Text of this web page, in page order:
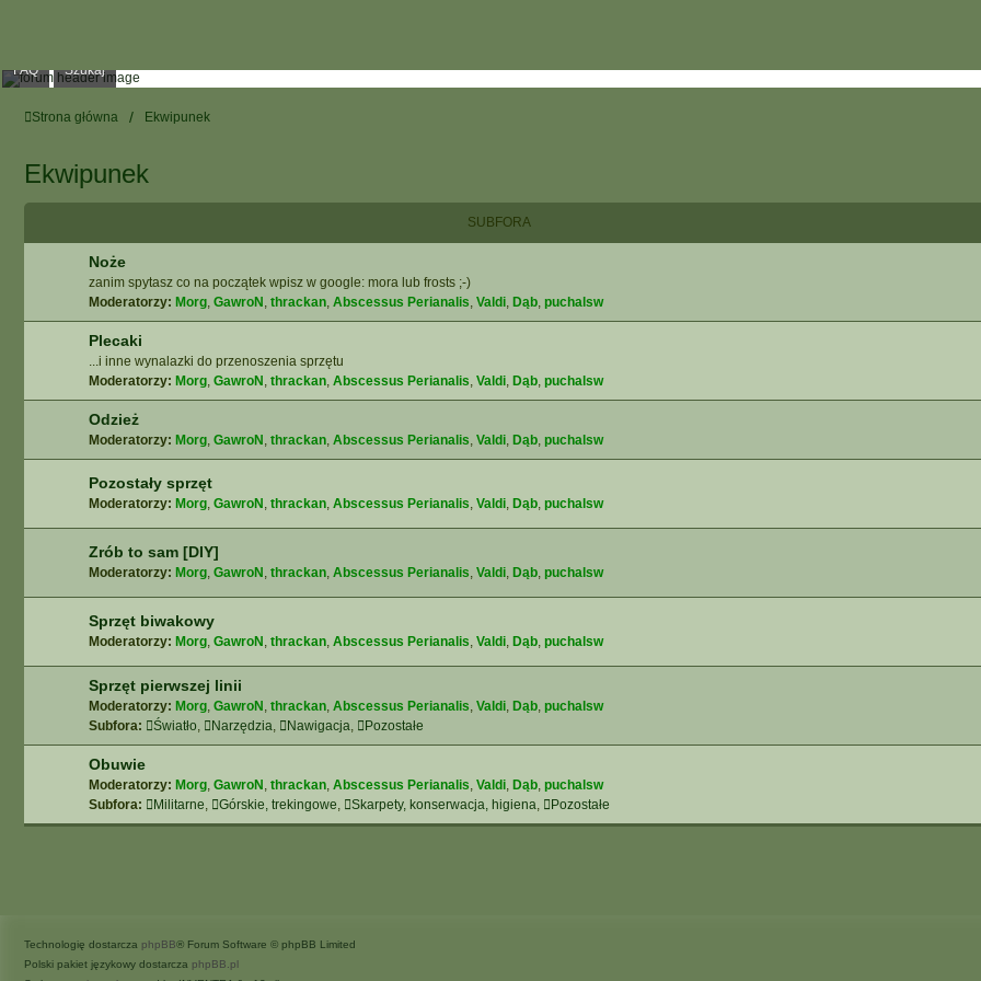
FAQ Szukaj
Strona główna Ekwipunek
Ekwipunek
SUBFORA
Noże
zanim spytasz co na początek wpisz w google: mora lub frosts ;-)
Moderatorzy: Morg, GawroN , thrackan, Abscessus Perianalis, Valdi, Dąb, puchalsw
Plecaki
...i inne wynalazki do przenoszenia sprzętu
Moderatorzy: Morg, GawroN , thrackan, Abscessus Perianalis, Valdi, Dąb, puchalsw
Odzież
Moderatorzy: Morg, GawroN , thrackan, Abscessus Perianalis, Valdi, Dąb, puchalsw
Pozostały sprzęt
Moderatorzy: Morg, GawroN , thrackan, Abscessus Perianalis, Valdi, Dąb, puchalsw
Zrób to sam [DIY]
Moderatorzy: Morg, GawroN , thrackan, Abscessus Perianalis, Valdi, Dąb, puchalsw
Sprzęt biwakowy
Moderatorzy: Morg, GawroN , thrackan, Abscessus Perianalis, Valdi, Dąb, puchalsw
Sprzęt pierwszej linii
Moderatorzy: Morg, GawroN , thrackan, Abscessus Perianalis, Valdi, Dąb, puchalsw
Subfora:
Światło, Narzędzia, Nawigacja, Pozostałe
Obuwie
Moderatorzy: Morg, GawroN , thrackan, Abscessus Perianalis, Valdi, Dąb, puchalsw
Subfora:
Militarne, Górskie, trekingowe, Skarpety, konserwacja, higiena, Pozostałe
Technologię dostarcza phpBB® Forum Software © phpBB Limited
Polski pakiet językowy dostarcza phpBB.pl